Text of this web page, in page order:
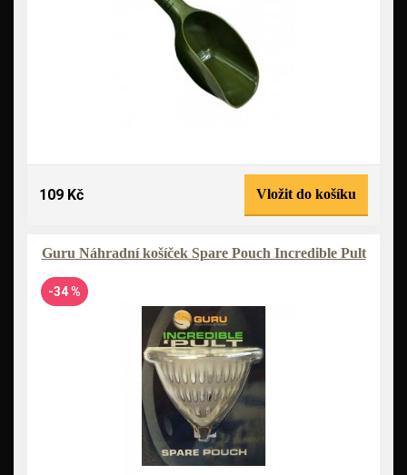
109 Kč Vložit do košíku
Guru Náhradní košíček Spare Pouch Incredible Pult
-34 %